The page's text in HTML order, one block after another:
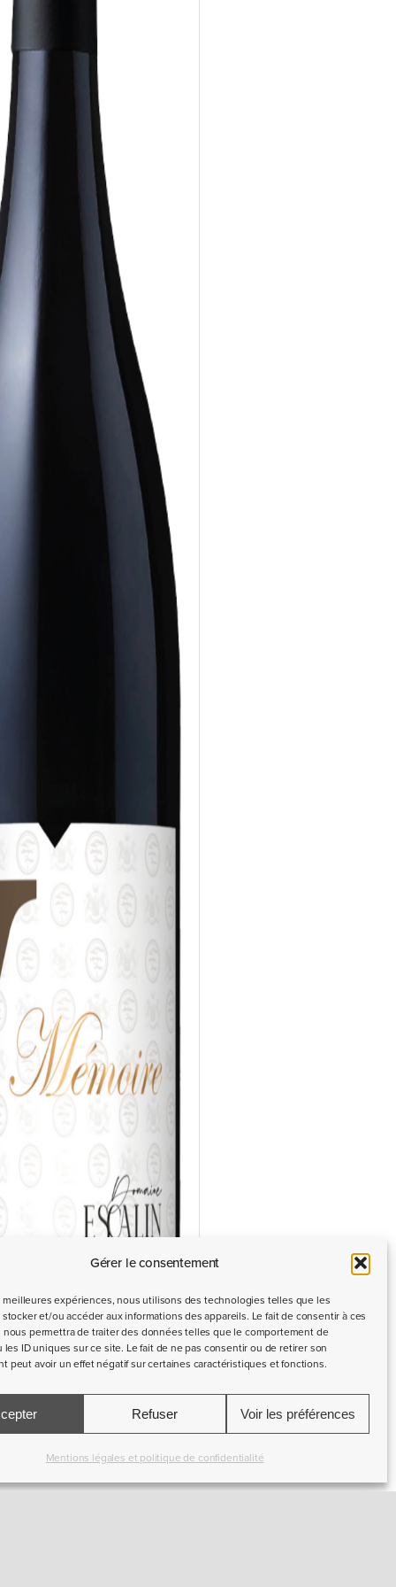
Gérer le consentement
meilleures expériences, nous utilisons des technologies telles que les
et/ou accéder aux informations des appareils. Le fait de consentir à ces
permettra de traiter des données telles que le comportement de
les ID uniques sur ce site. Le fait de ne pas consentir ou de retirer son
peut avoir un effet négatif sur certaines caractéristiques et fonctions.
Refuser Voir les préférences
Mentions légales et politique de confidentialité